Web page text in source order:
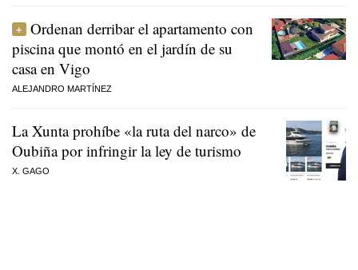
Ordenan derribar el apartamento con
piscina que montó en el jardín de su
casa en Vigo
ALEJANDRO MARTÍNEZ
La Xunta prohíbe «la ruta del narco» de
Oubiña por infringir la ley de turismo
X. GAGO